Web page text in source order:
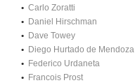
Carlo Zoratti
Daniel Hirschman
Dave Towey
Diego Hurtado de Mendoza
Federico Urdaneta
Francois Prost